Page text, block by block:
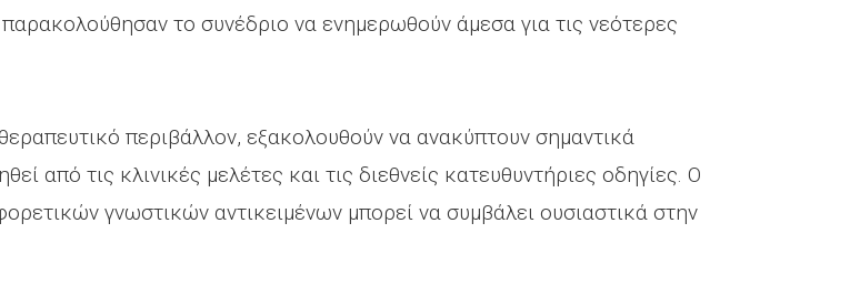
το συνέδριο να ενημερωθούν άμεσα για τις νεότερες
περιβάλλον, εξακολουθούν να ανακύπτουν σημαντικά
από τις κλινικές μελέτες και τις διεθνείς κατευθυντήριες οδηγίες. Ο
γνωστικών αντικειμένων μπορεί να συμβάλει ουσιαστικά στην